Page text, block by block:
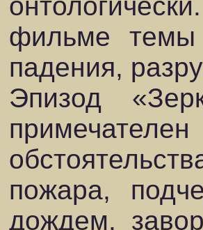
фильме
падения,
Эпизод
пожара,
дождем,